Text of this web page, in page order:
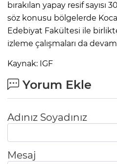
bırakılan yapay resif sayısı
söz konusu bölgelerde
Edebiyat Fakültesi ile
izleme çalışmaları da
Kaynak: IGF
Yorum Ekle
Adınız Soyadınız
Mesaj